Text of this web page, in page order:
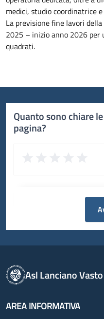
medici, studio coordinatrice
La previsione fine lavori
2025 – inizio anno 2026
quadrati.
Quanto sono chiare
pagina?
Asl Lanciano
AREA INFORMATIVA